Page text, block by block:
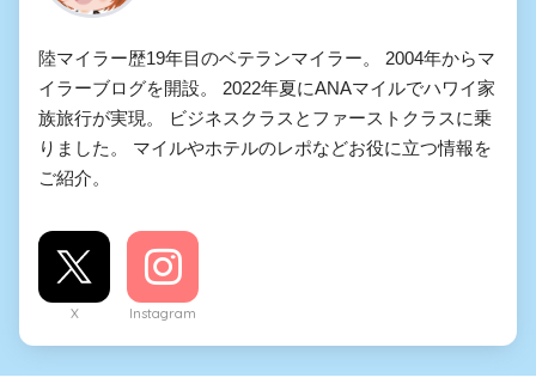
陸マイラー歴19年目のベテランマイラー。 2004年からマ
イラーブログを開設。 2022年夏にANAマイルでハワイ家
族旅行が実現。 ビジネスクラスとファーストクラスに乗
りました。 マイルやホテルのレポなどお役に立つ情報を
ご紹介。
X Instagram